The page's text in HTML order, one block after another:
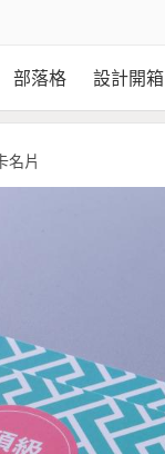
部落格 設計開箱
名片